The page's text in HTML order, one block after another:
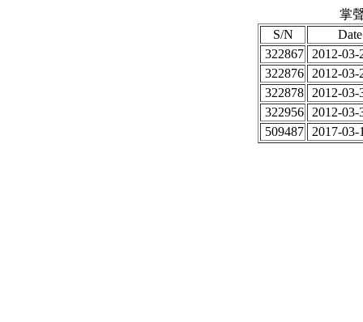
掌
S/N
322867
2012-03-
322876
2012-03-
322878
2012-03-
322956
2012-03-
509487
2017-03-